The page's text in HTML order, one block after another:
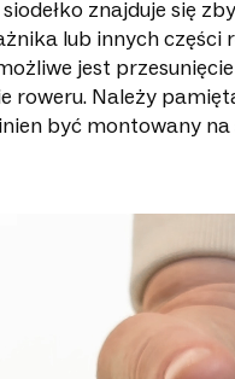
znajduje się
lub innych części
jest
roweru. Należy
być montowany na